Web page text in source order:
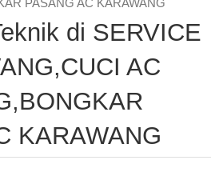
PASANG AC KARAWANG
di SERVICE
AC
KARAWANG